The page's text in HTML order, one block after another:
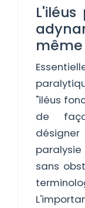
même
"iléus
de
sans